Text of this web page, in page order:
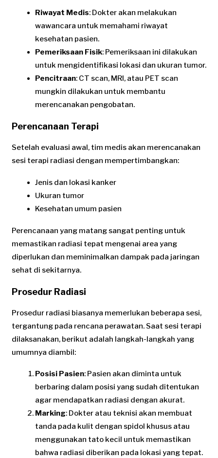
Riwayat Medis: Dokter akan melakukan
wawancara untuk memahami riwayat
kesehatan pasien.
Pemeriksaan Fisik: Pemeriksaan ini dilakukan
untuk mengidentifikasi lokasi dan ukuran tumor.
Pencitraan: CT scan, MRI, atau PET scan
mungkin dilakukan untuk membantu
merencanakan pengobatan.
Perencanaan Terapi
Setelah evaluasi awal, tim medis akan merencanakan
sesi terapi radiasi dengan mempertimbangkan:
Jenis dan lokasi kanker
Ukuran tumor
Kesehatan umum pasien
Perencanaan yang matang sangat penting untuk
memastikan radiasi tepat mengenai area yang
diperlukan dan meminimalkan dampak pada jaringan
sehat di sekitarnya.
Prosedur Radiasi
Prosedur radiasi biasanya memerlukan beberapa sesi,
tergantung pada rencana perawatan. Saat sesi terapi
dilaksanakan, berikut adalah langkah-langkah yang
umumnya diambil:
Posisi Pasien: Pasien akan diminta untuk
berbaring dalam posisi yang sudah ditentukan
agar mendapatkan radiasi dengan akurat.
Marking: Dokter atau teknisi akan membuat
tanda pada kulit dengan spidol khusus atau
menggunakan tato kecil untuk memastikan
bahwa radiasi diberikan pada lokasi yang tepat.